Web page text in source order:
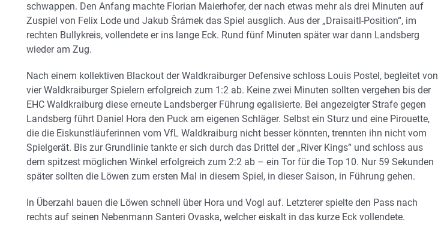
schwappen. Den Anfang machte Florian Maierhofer, der nach etwas mehr als drei Minuten auf
Zuspiel von Felix Lode und Jakub Šrámek das Spiel ausglich. Aus der „Draisaitl-Position“, im
rechten Bullykreis, vollendete er ins lange Eck. Rund fünf Minuten später war dann Landsberg
wieder am Zug.
Nach einem kollektiven Blackout der Waldkraiburger Defensive schloss Louis Postel, begleitet von
vier Waldkraiburger Spielern erfolgreich zum 1:2 ab. Keine zwei Minuten sollten vergehen bis der
EHC Waldkraiburg diese erneute Landsberger Führung egalisierte. Bei angezeigter Strafe gegen
Landsberg führt Daniel Hora den Puck am eigenen Schläger. Selbst ein Sturz und eine Pirouette,
die die Eiskunstläuferinnen vom VfL Waldkraiburg nicht besser könnten, trennten ihn nicht vom
Spielgerät. Bis zur Grundlinie tankte er sich durch das Drittel der „River Kings“ und schloss aus
dem spitzest möglichen Winkel erfolgreich zum 2:2 ab – ein Tor für die Top 10. Nur 59 Sekunden
später sollten die Löwen zum ersten Mal in diesem Spiel, in dieser Saison, in Führung gehen.
In Überzahl bauen die Löwen schnell über Hora und Vogl auf. Letzterer spielte den Pass nach
rechts auf seinen Nebenmann Santeri Ovaska, welcher eiskalt in das kurze Eck vollendete.